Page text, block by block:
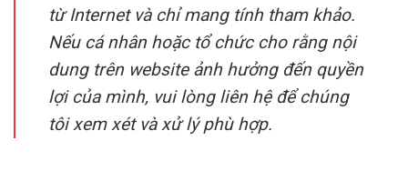
từ Internet và chỉ mang tính tham khảo.
Nếu cá nhân hoặc tổ chức cho rằng nội
dung trên website ảnh hưởng đến quyền
lợi của mình, vui lòng liên hệ để chúng
tôi xem xét và xử lý phù hợp.